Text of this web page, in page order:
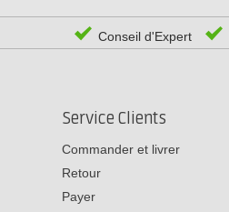
Conseil d'Expert
Service Clients
Commander et livrer
Retour
Payer